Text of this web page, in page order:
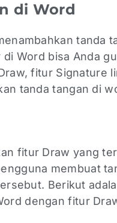
di Word
tanda
Word bisa Anda
fitur Signature
tanda tangan di
fitur Draw yang
membuat
Berikut
dengan fitur